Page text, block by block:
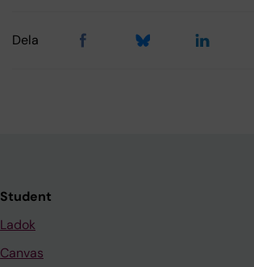
Dela
Student
Ladok
Canvas